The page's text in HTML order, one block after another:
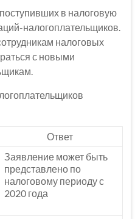
в налоговую
налогоплательщиков.
налоговых
с новыми
Ответ
Заявление может быть
представлено по
налоговому периоду с
2020 года